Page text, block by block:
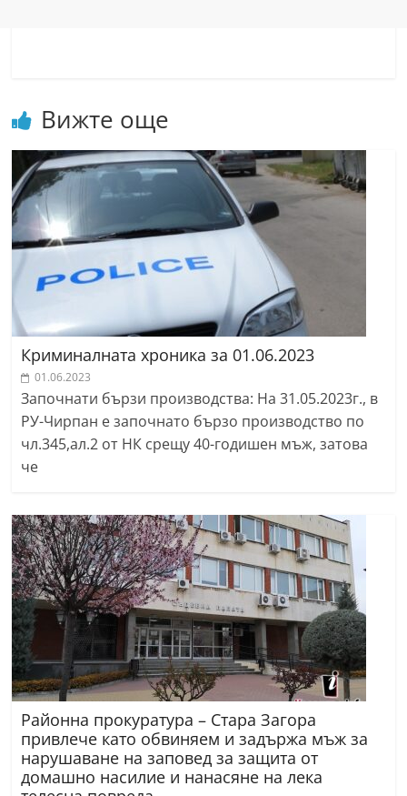
a
a
n
a
k
c
o
Вижте още
Криминалната хроника за 01.06.2023
01.06.2023
Започнати бързи производства: На 31.05.2023г., в
РУ-Чирпан е започнато бързо производство по
чл.345,ал.2 от НК срещу 40-годишен мъж, затова
че
Районна прокуратура – Стара Загора
привлече като обвиняем и задържа мъж за
нарушаване на заповед за защита от
домашно насилие и нанасяне на лека